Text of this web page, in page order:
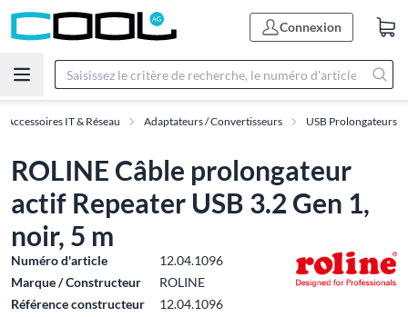
Connexion
Accessoires IT & Réseau Adaptateurs / Convertisseurs USB Prolongateurs
ROLINE Câble prolongateur
actif Repeater USB 3.2 Gen 1,
noir, 5 m
Numéro d'article
12.04.1096
Marque / Constructeur
ROLINE
Référence constructeur
12.04.1096